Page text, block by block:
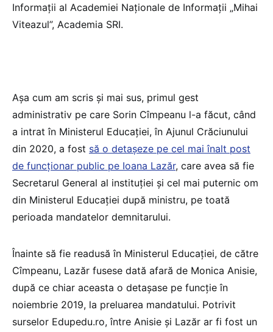
Informații al Academiei Naționale de Informații „Mihai
Viteazul”, Academia SRI.
Așa cum am scris și mai sus, primul gest
administrativ pe care Sorin Cîmpeanu l-a făcut, când
a intrat în Ministerul Educației, în Ajunul Crăciunului
din 2020, a fost să o detașeze pe cel mai înalt post
de funcționar public pe Ioana Lazăr, care avea să fie
Secretarul General al instituției și cel mai puternic om
din Ministerul Educației după ministru, pe toată
perioada mandatelor demnitarului.
Înainte să fie readusă în Ministerul Educației, de către
Cîmpeanu, Lazăr fusese dată afară de Monica Anisie,
după ce chiar aceasta o detașase pe funcție în
noiembrie 2019, la preluarea mandatului. Potrivit
surselor Edupedu.ro, între Anisie și Lazăr ar fi fost un